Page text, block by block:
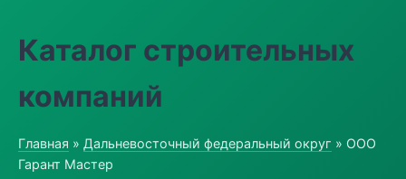
Каталог строительных
компаний
Главная » Дальневосточный федеральный округ » ООО
Гарант Мастер